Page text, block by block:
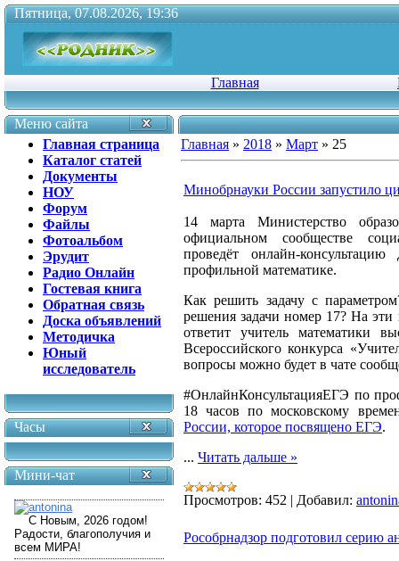
Пятница, 07.08.2026, 19:36
Главная
Меню сайта
Главная страница
Каталог статей
Документы
НОУ
Форум
Файлы
Фотоальбом
Эрудит
Радио Онлайн
Гостевая книга
Обратная связь
Доска объявлений
Методичка
Юный
исследователь
Часы
Мини-чат
Главная » 2018 » Март » 25
Минобрнауки России запустило
14 марта Министерство
официальном сообществе
проведёт онлайн-
профильной математике.
Как решить задачу с
решения задачи номер 17? На
ответит учитель математики
Всероссийского конкурса
вопросы можно будет в чате
#ОнлайнКонсультацияЕГЭ по
18 часов по московскому
России, которое посвящено ЕГЭ.
... Читать дальше »
Просмотров: 452 | Добавил:
Рособрнадзор подготовил серию